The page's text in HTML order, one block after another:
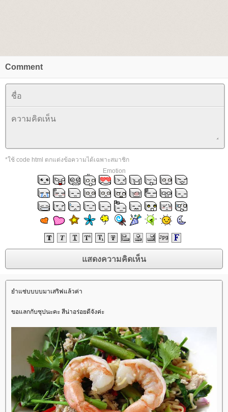
Comment
*ใช้ code html ตกแต่งข้อความได้เฉพาะสมาชิก
Emotion
ำแซ่บบบบมาเสริฟแล้วค่า
ขอแลกกับซุปนะคะ สีน่าอร่อยดีจังค่ะ